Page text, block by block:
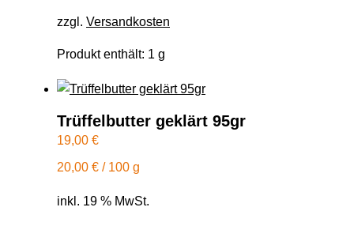
zzgl. Versandkosten
Produkt enthält: 1 g
Trüffelbutter geklärt 95gr
19,00 €
20,00 € / 100 g
inkl. 19 % MwSt.